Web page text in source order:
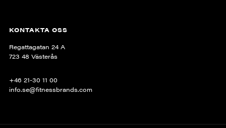
KONTAKTA OSS
Regattagatan 24 A
723 48 Västerås
+46 21-30 11 00
info.se@fitnessbrands.com